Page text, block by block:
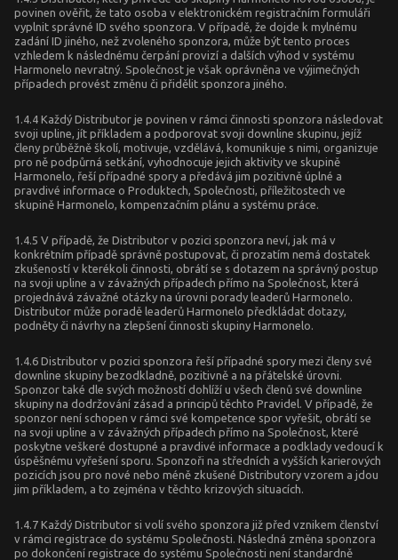
povinen ověřit, že tato osoba v elektronickém registračním formuláři
vyplnit správné ID svého sponzora. V případě, že dojde k mylnému
zadání ID jiného, než zvoleného sponzora, může být tento proces
vzhledem k následnému čerpání provizí a dalších výhod v systému
Harmonelo nevratný. Společnost je však oprávněna ve výjimečných
případech provést změnu či přidělit sponzora jiného.
1.4.4 Každý Distributor je povinen v rámci činnosti sponzora následovat
svoji upline, jít příkladem a podporovat svoji downline skupinu, jejíž
členy průběžně školí, motivuje, vzdělává, komunikuje s nimi, organizuje
pro ně podpůrná setkání, vyhodnocuje jejich aktivity ve skupině
Harmonelo, řeší případné spory a předává jim pozitivně úplné a
pravdivé informace o Produktech, Společnosti, příležitostech ve
skupině Harmonelo, kompenzačním plánu a systému práce.
1.4.5 V případě, že Distributor v pozici sponzora neví, jak má v
konkrétním případě správně postupovat, či prozatím nemá dostatek
zkušeností v kterékoli činnosti, obrátí se s dotazem na správný postup
na svoji upline a v závažných případech přímo na Společnost, která
projednává závažné otázky na úrovni porady leaderů Harmonelo.
Distributor může poradě leaderů Harmonelo předkládat dotazy,
podněty či návrhy na zlepšení činnosti skupiny Harmonelo.
1.4.6 Distributor v pozici sponzora řeší případné spory mezi členy své
downline skupiny bezodkladně, pozitivně a na přátelské úrovni.
Sponzor také dle svých možností dohlíží u všech členů své downline
skupiny na dodržování zásad a principů těchto Pravidel. V případě, že
sponzor není schopen v rámci své kompetence spor vyřešit, obrátí se
na svoji upline a v závažných případech přímo na Společnost, které
poskytne veškeré dostupné a pravdivé informace a podklady vedoucí k
úspěšnému vyřešení sporu. Sponzoři na středních a vyšších karierových
pozicích jsou pro nové nebo méně zkušené Distributory vzorem a jdou
jim příkladem, a to zejména v těchto krizových situacích.
1.4.7 Každý Distributor si volí svého sponzora již před vznikem členství
v rámci registrace do systému Společnosti. Následná změna sponzora
po dokončení registrace do systému Společnosti není standardně